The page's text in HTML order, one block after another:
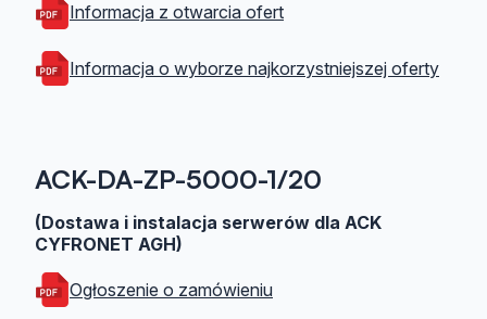
Informacja z otwarcia ofert
Informacja o wyborze najkorzystniejszej oferty
ACK-DA-ZP-5000-1/20
(Dostawa i instalacja serwerów dla ACK
CYFRONET AGH)
Ogłoszenie o zamówieniu